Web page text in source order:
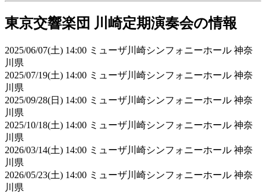
東京交響楽団 川崎定期演奏会の情報
2025/06/07(土) 14:00 ミューザ川崎シンフォニーホール 神奈
川県
2025/07/19(土) 14:00 ミューザ川崎シンフォニーホール 神奈
川県
2025/09/28(日) 14:00 ミューザ川崎シンフォニーホール 神奈
川県
2025/10/18(土) 14:00 ミューザ川崎シンフォニーホール 神奈
川県
2026/03/14(土) 14:00 ミューザ川崎シンフォニーホール 神奈
川県
2026/05/23(土) 14:00 ミューザ川崎シンフォニーホール 神奈
川県